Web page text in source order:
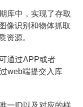
库中，实现了存取
像识别和物体抓取
资源。
通过APP或者
web端提交入库
一ID以及对应的样